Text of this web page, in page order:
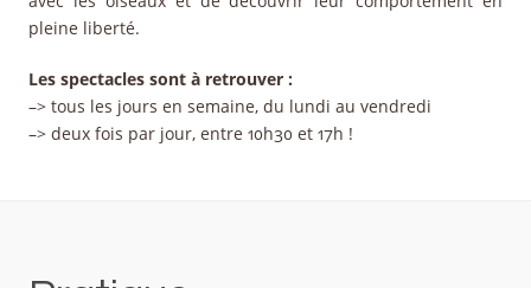
pleine liberté.
Les spectacles sont à retrouver :
–> tous les jours en semaine, du lundi au vendredi
–> deux fois par jour, entre 10h30 et 17h !